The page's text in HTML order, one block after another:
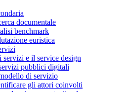
documentale
benchmark
euristica
servizi e il service design
pubblici digitali
di servizio
gli attori coinvolti